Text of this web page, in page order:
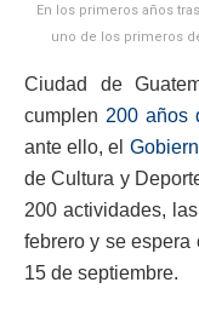
En los primeros años
uno de los primeros
Ciudad de
cumplen 200 años
ante ello, el
de Cultura y
200 actividades,
febrero y se
15 de septiembre.